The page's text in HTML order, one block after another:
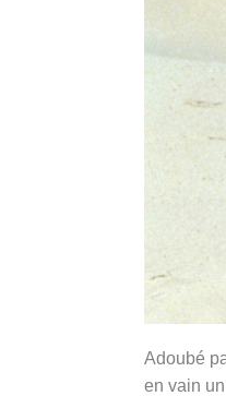
Adoubé
en vain